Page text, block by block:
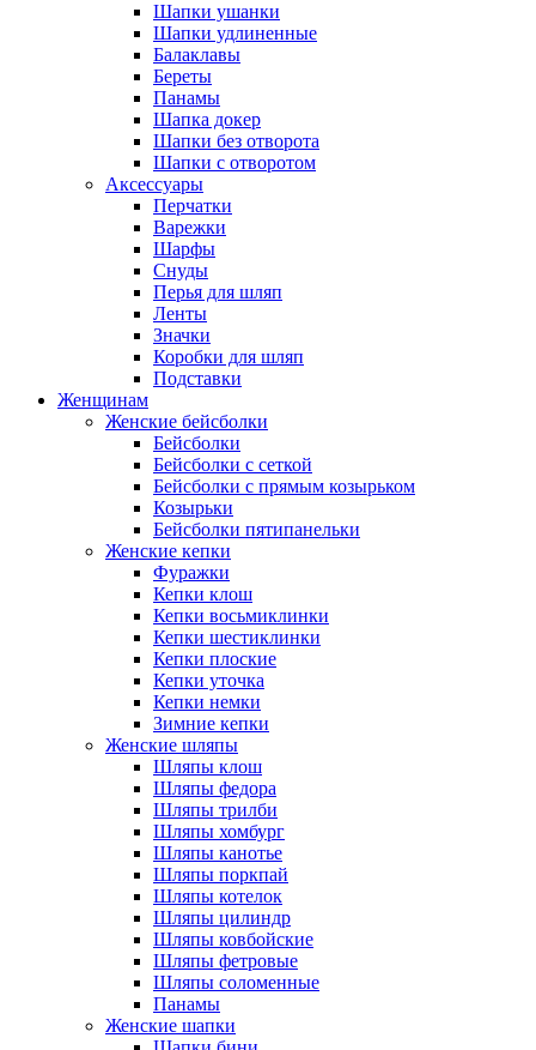
Шапки ушанки
Шапки удлиненные
Балаклавы
Береты
Панамы
Шапка докер
Шапки без отворота
Шапки с отворотом
Аксессуары
Перчатки
Варежки
Шарфы
Снуды
Перья для шляп
Ленты
Значки
Коробки для шляп
Подставки
Женщинам
Женские бейсболки
Бейсболки
Бейсболки с сеткой
Бейсболки с прямым козырьком
Козырьки
Бейсболки пятипанельки
Женские кепки
Фуражки
Кепки клош
Кепки восьмиклинки
Кепки шестиклинки
Кепки плоские
Кепки уточка
Кепки немки
Зимние кепки
Женские шляпы
Шляпы клош
Шляпы федора
Шляпы трилби
Шляпы хомбург
Шляпы канотье
Шляпы поркпай
Шляпы котелок
Шляпы цилиндр
Шляпы ковбойские
Шляпы фетровые
Шляпы соломенные
Панамы
Женские шапки